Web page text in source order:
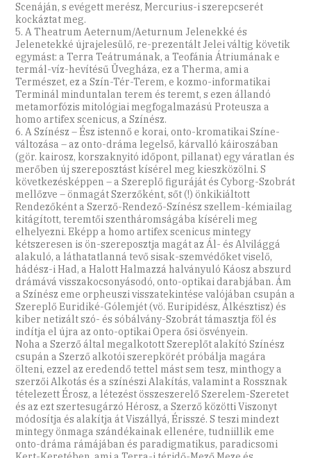
Scenáján, s evégett merész, Mercurius-i szerepcserét
kockáztat meg.
5. A Theatrum Aeternum/Aeturnum Jelenekké és
Jelenetekké újrajelesülő, re-prezentált Jelei váltig követik
egymást: a Terra Teátrumának, a Teofánia Átriumának e
termál-víz-hevítésű Üvegháza, ez a Therma, ami a
Természet, ez a Szín-Tér-Terem, e kozmo-informatikai
Terminál minduntalan terem és teremt, s ezen állandó
metamorfózis mitológiai megfogalmazású Proteusza a
homo artifex scenicus, a Színész.
6. A Színész – Ész istennő e korai, onto-kromatikai Színe-
változása – az onto-dráma legelső, kárvalló káiroszában
(gör. kairosz, korszaknyitó időpont, pillanat) egy váratlan és
merőben új szereposztást kísérel meg kieszközölni. S
következésképpen – a Szereplő figuráját és Cyborg-Szobrát
mellőzve – önmagát Szerzőként, sőt (!) önkikiáltott
Rendezőként a Szerző-Rendező-Színész szellem-kémiailag
kitágított, teremtői szentháromságába kíséreli meg
elhelyezni. Eképp a homo artifex scenicus mintegy
kétszeresen is ön-szereposztja magát az Ál- és Alvilággá
alakuló, a láthatatlanná tevő sisak-szemvédőket viselő,
hádész-i Had, a Halott Halmazzá halványuló Káosz abszurd
drámává visszakocsonyásodó, onto-optikai darabjában. Ám
a Színész eme orpheuszi visszatekintése valójában csupán a
Szereplő Euridiké-Gólemjét (vö. Euripidész, Álkésztisz) és
kiber netizált szó- és sóbálvány-Szobrát támasztja föl és
indítja el újra az onto-optikai Opera ősi ösvényein.
Noha a Szerző által megalkotott Szereplőt alakító Színész
csupán a Szerző alkotói szerepkörét próbálja magára
ölteni, ezzel az eredendő tettel mást sem tesz, minthogy a
szerzői Alkotás és a színészi Alakítás, valamint a Rossznak
tételezett Érosz, a létezést összeszerelő Szerelem-Szeretet
és az ezt szertesugárzó Hérosz, a Szerző közötti Viszonyt
módosítja és alakítja át Viszállyá, Érisszé. S teszi mindezt
mintegy önmaga szándékainak ellenére, tudniillik eme
onto-dráma rámájában és paradigmatikus, paradicsomi